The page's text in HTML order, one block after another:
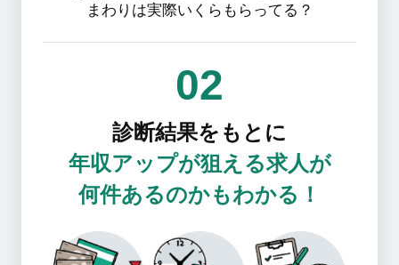
まわりは実際いくらもらってる？
02
診断結果をもとに
年収アップが狙える求人が
何件あるのかもわかる！